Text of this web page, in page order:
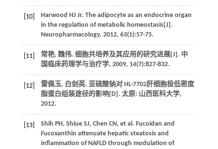
[10] Harwood HJ Jr. The adipocyte as an endocrine organ
in the regulation of metabolic homeostasis[J].
Neuropharmacology, 2012, 63(1):57-75.
[11] 常艳, 魏伟. 细胞共培养及其应用的研究进展[J]. 中
国临床药理学与治疗学, 2009, 14(7):827-832.
[12] 雷佩玉, 白剑英. 亚硫酸钠对 HL-7702肝细胞极低密度
脂蛋白组装途径的影响 [D]. 太原: 山西医科大学,
2012.
[13] Shih PH, Shiue SJ, Chen CN, et al. Fucoidan and
Fucoxanthin attenuate hepatic steatosis and
inflammation of NAFLD through modulation of